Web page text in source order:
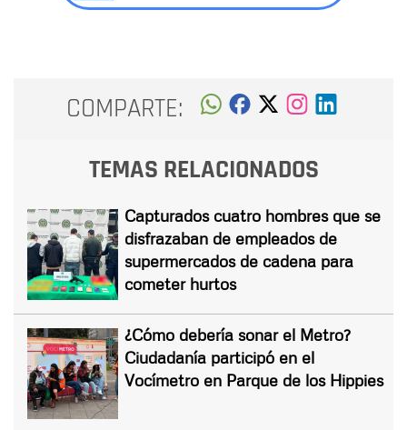
COMPARTE:
TEMAS RELACIONADOS
Capturados cuatro hombres que se
disfrazaban de empleados de
supermercados de cadena para
cometer hurtos
¿Cómo debería sonar el Metro?
Ciudadanía participó en el
Vocímetro en Parque de los Hippies